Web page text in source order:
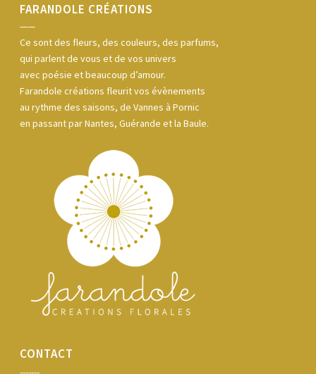
FARANDOLE CRÉATIONS
——
Ce sont des fleurs, des couleurs, des parfums,
qui parlent de vous et de vos univers
avec poésie et beaucoup d’amour.
Farandole créations fleurit vos évènements
au rythme des saisons, de Vannes à Pornic
en passant par Nantes, Guérande et la Baule.
CONTACT